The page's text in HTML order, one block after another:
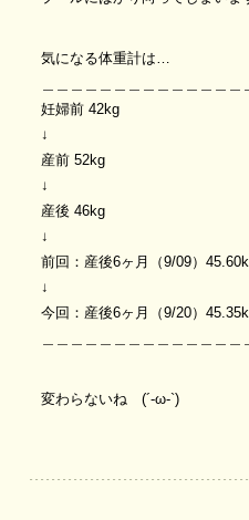
気になる体重計は…
妊婦前 42kg
↓
産前 52kg
↓
産後 46kg
↓
前回：産後6ヶ月（9/09）
↓
今回：産後6ヶ月（9/20）
変わらないね (´-ω-`)